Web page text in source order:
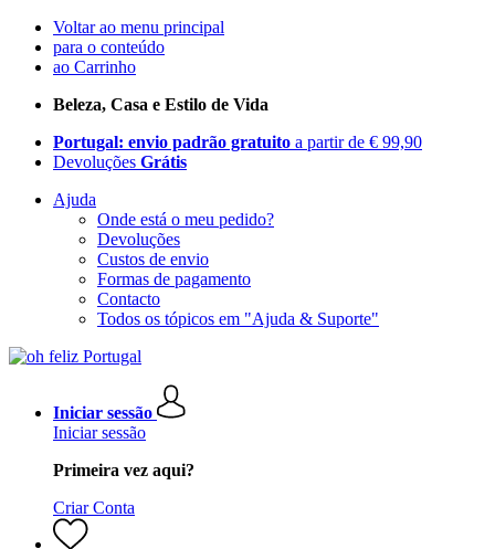
Voltar ao menu principal
para o conteúdo
ao Carrinho
Beleza, Casa e Estilo de Vida
Portugal: envio padrão gratuito a partir de € 99,90
Devoluções Grátis
Ajuda
Onde está o meu pedido?
Devoluções
Custos de envio
Formas de pagamento
Contacto
Todos os tópicos em "Ajuda & Suporte"
Iniciar sessão
Iniciar sessão
Primeira vez aqui?
Criar Conta